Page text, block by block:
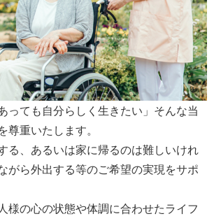
っても自分らしく生きたい」そんな当
尊重いたします。
る、あるいは家に帰るのは難しいけれ
がら外出する等のご希望の実現をサポ
様の心の状態や体調に合わせたライフ